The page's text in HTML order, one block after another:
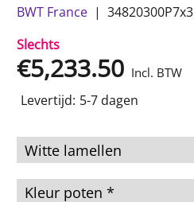
BWT France
34820300P7x3
Slechts
€5,233.50 Incl. BTW
Levertijd: 5-7 dagen